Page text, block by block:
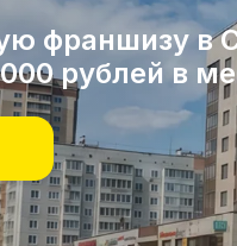
франшизу в
рублей в